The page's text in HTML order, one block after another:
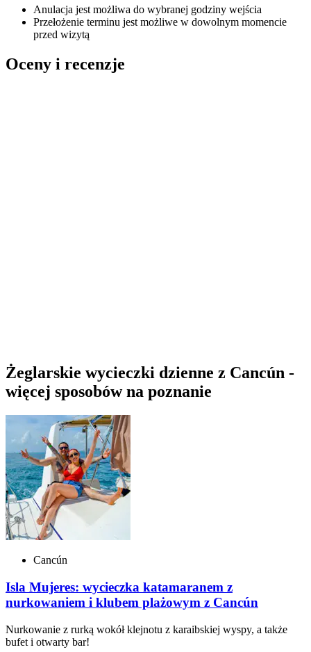
Anulacja jest możliwa do wybranej godziny wejścia
Przełożenie terminu jest możliwe w dowolnym momencie
przed wizytą
Oceny i recenzje
Żeglarskie wycieczki dzienne z Cancún -
więcej sposobów na poznanie
Cancún
Isla Mujeres: wycieczka katamaranem z
nurkowaniem i klubem plażowym z Cancún
Nurkowanie z rurką wokół klejnotu z karaibskiej wyspy, a także
bufet i otwarty bar!